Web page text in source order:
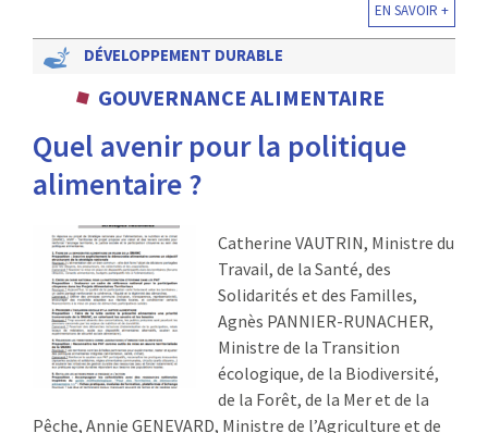
EN SAVOIR +
DÉVELOPPEMENT DURABLE
GOUVERNANCE ALIMENTAIRE
Quel avenir pour la politique
alimentaire ?
Catherine VAUTRIN, Ministre du
Travail, de la Santé, des
Solidarités et des Familles,
Agnès PANNIER-RUNACHER,
Ministre de la Transition
écologique, de la Biodiversité,
de la Forêt, de la Mer et de la
Pêche, Annie GENEVARD, Ministre de l’Agriculture et de